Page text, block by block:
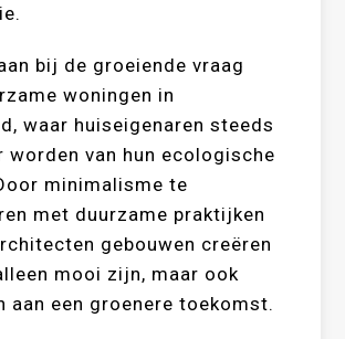
bij de groeiende vraag
woningen in
waar huiseigenaren steeds
worden van hun ecologische
minimalisme te
met duurzame praktijken
gebouwen creëren
mooi zijn, maar ook
aan een groenere toekomst.